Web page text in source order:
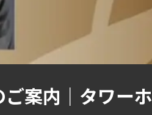
案内｜タワーホ